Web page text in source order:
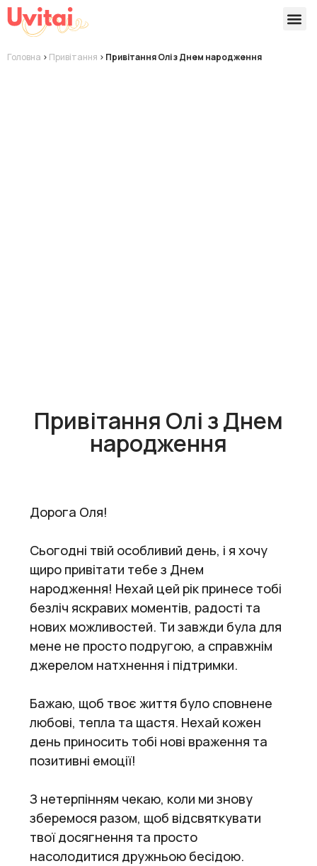
Головна > Привітання > Привітання Олі з Днем народження
Привітання Олі з Днем
народження
Дорога Оля!
Сьогодні твій особливий день, і я хочу
щиро привітати тебе з Днем
народження! Нехай цей рік принесе тобі
безліч яскравих моментів, радості та
нових можливостей. Ти завжди була для
мене не просто подругою, а справжнім
джерелом натхнення і підтримки.
Бажаю, щоб твоє життя було сповнене
любові, тепла та щастя. Нехай кожен
день приносить тобі нові враження та
позитивні емоції!
З нетерпінням чекаю, коли ми знову
зберемося разом, щоб відсвяткувати
твої досягнення та просто
насолодитися дружньою бесідою.